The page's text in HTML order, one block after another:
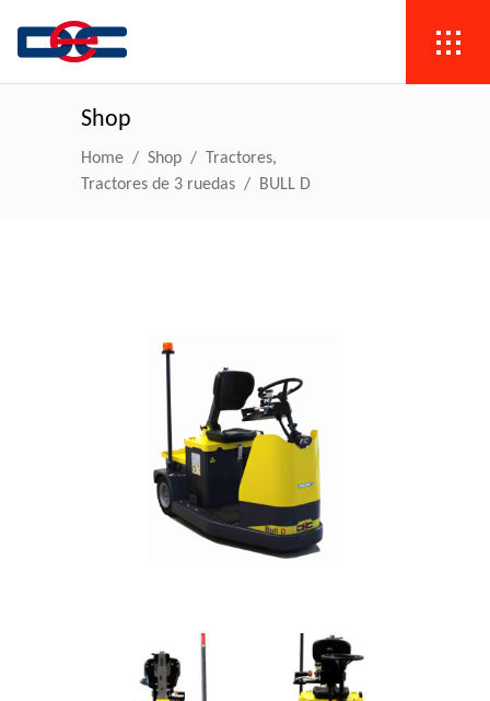
Shop
Home / Shop / Tractores,
Tractores de 3 ruedas / BULL D